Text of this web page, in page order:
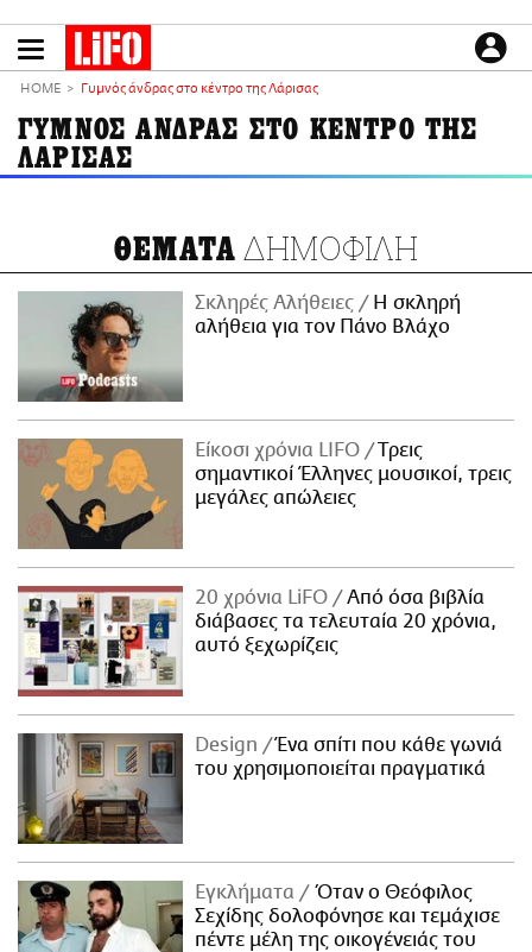
το
κυρίως
LIFO SHOP
NEWSLETTER
ΜΙΚΡΟΠΡΑΓΜΑΤΑ
THE GOOD LIFO
LIFOLAND
CITY GUIDE
ΑΜΠΑ
PRINT
ΕΙΔΗΣΕΙΣ
CULTURE
ΑΠΟΨΕΙΣ
PODCASTS
Plus
HOME Γυμνός άνδρας στο κέντρο της Λάρισας
ΓΥΜΝΟΣ ΑΝΔΡΑΣ ΣΤΟ ΚΕΝΤΡΟ ΤΗΣ
ΛΑΡΙΣΑΣ
ΘΕΜΑΤΑ ΔΗΜΟΦΙΛΗ
Σκληρές Αλήθειες
H σκληρή
αλήθεια για τον Πάνο Βλάχο
Είκοσι χρόνια LIFO
Tρεις
σημαντικοί Έλληνες μουσικοί, τρεις
μεγάλες απώλειες
20 χρόνια LiFO
Από όσα βιβλία
διάβασες τα τελευταία 20 χρόνια,
αυτό ξεχωρίζεις
Design
Ένα σπίτι που κάθε γωνιά
του χρησιμοποιείται πραγματικά
Εγκλήματα
Όταν ο Θεόφιλος
Σεχίδης δολοφόνησε και τεμάχισε
πέντε μέλη της οικογένειάς του